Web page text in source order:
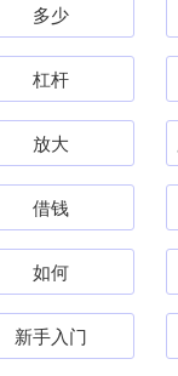
多少
杠杆
放大
借钱
如何
新手入门